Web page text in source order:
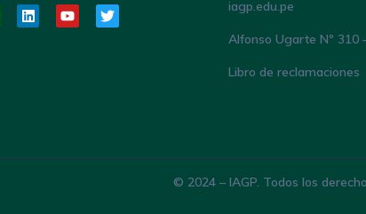
iagp.edu.pe
Alfonso Ugarte Nº 310
Libro de reclamaciones
© 2024 – IAGP. Todos los